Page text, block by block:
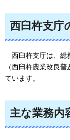
西臼杵支庁
西臼杵支庁は、総
（西臼杵農業改良
ています。
主な業務内